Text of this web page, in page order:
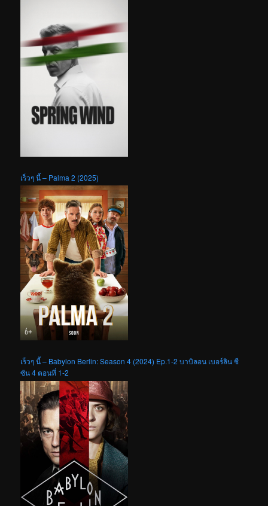
เร็วๆ นี้ – Palma 2 (2025)
เร็วๆ นี้ – Babylon Berlin: Season 4 (2024) Ep.1-2 บาบิลอน เบอร์ลิน ซี
ซัน 4 ตอนที่ 1-2